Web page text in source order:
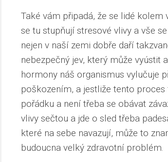
Také vám připadá, že se lidé
se tu stupňují stresové vlivy a vše
nejen v naší zemi dobře daří
nebezpečný jev, který může vyústit
hormony náš organismus vylučuje
poškozením, a jestliže tento
pořádku a není třeba se obávat
vlivy sečtou a jde o sled třeba
které na sebe navazují, může to
budoucna velký zdravotní problém.